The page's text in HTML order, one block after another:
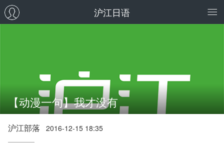
沪江日语
【动漫一句】我才没有
沪江部落 2016-12-15 18:35